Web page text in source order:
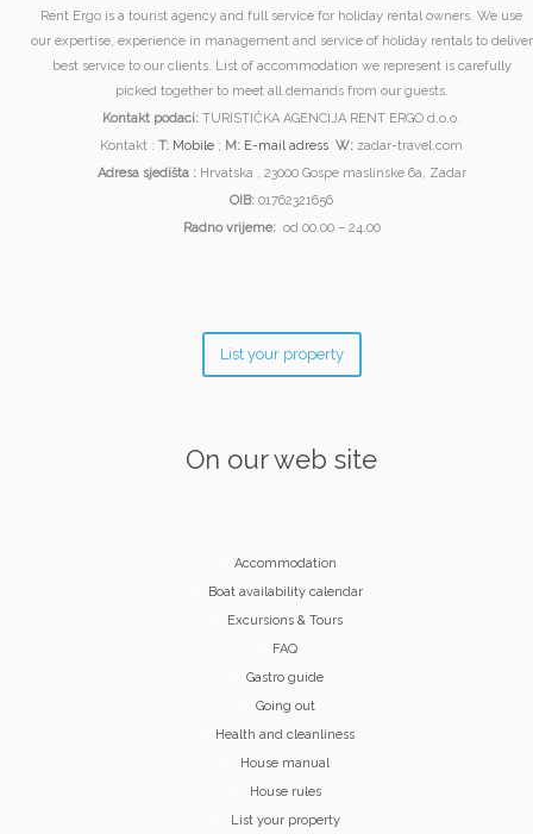
Rent Ergo is a tourist agency and full service for holiday rental owners. We use
our expertise, experience in management and service of holiday rentals to deliver
best service to our clients. List of accommodation we represent is carefully
picked together to meet all demands from our guests.
Kontakt podaci: TURISTIČKA AGENCIJA RENT ERGO d.o.o.
Kontakt : T: Mobile ; M: E-mail adress W: zadar-travel.com
Adresa sjedišta :Hrvatska , 23000 Gospe maslinske 6a, Zadar
OIB: 01762321656
Radno vrijeme: od 00.00 – 24.00
List your property
On our web site
Accommodation
Boat availability calendar
Excursions & Tours
FAQ
Gastro guide
Going out
Health and cleanliness
House manual
House rules
List your property